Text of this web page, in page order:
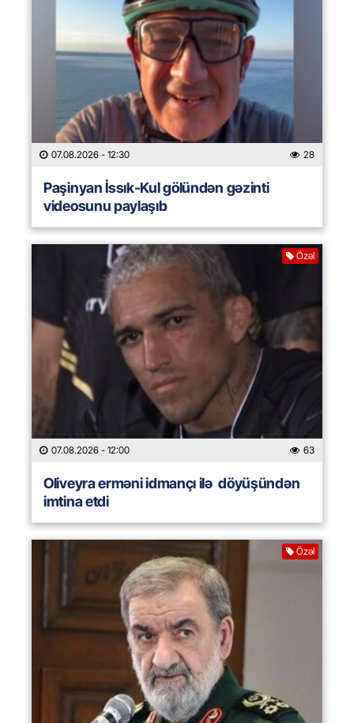
07.08.2026 - 12:30 28
Paşinyan İssık-Kul gölündən gəzinti
videosunu paylaşıb
Özəl
07.08.2026 - 12:00 63
Oliveyra erməni idmançı ilə döyüşündən
imtina etdi
Özəl